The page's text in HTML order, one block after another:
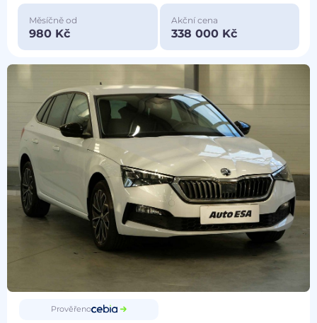
Měsíčně od
980 Kč
Akční cena
338 000 Kč
Prověřeno